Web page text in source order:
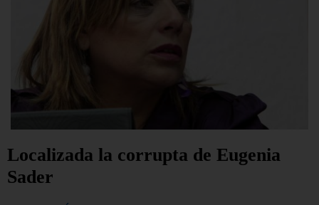
Localizada la corrupta de Eugenia
Sader